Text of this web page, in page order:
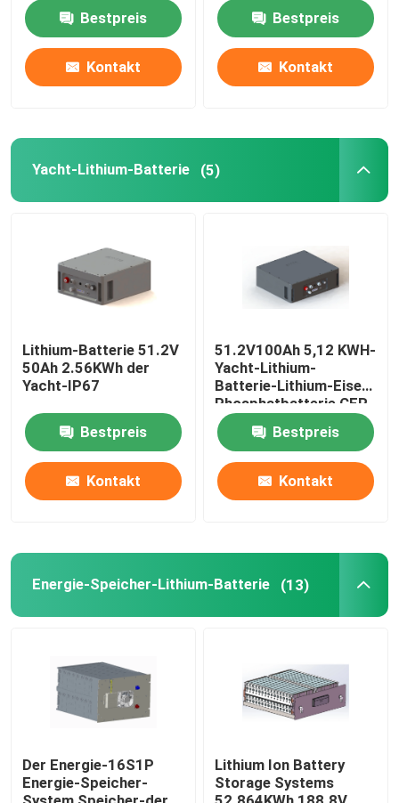
Fabrik-Ausflug
Treten Sie mit uns in Verbindung
Gabelstapler-Lithium-Batterie
Energie-Speicher-Lithium-Batterie
Lithium-Traktor-Batterie
Lader-Batterie
Bagger Battery
Golfmobil-Lithium-Batterie
Rasenmäher-Lithium-Batterie
Gewindebohrer-Batterie
Lithium-Batterie der elektrischen Bohrmaschine
E
Bestpreis
Kontakt
Bestpreis
Kontakt
Yacht-Lithium-Batterie (5)
Lithium-Batterie 51.2V
50Ah 2.56KWh der
Yacht-IP67
Bestpreis
Kontakt
51.2V100Ah 5,12 KWH-
Yacht-Lithium-
Batterie-Lithium-Eisen-
Phosphatbatterie CER
Bestpreis
Kontakt
Energie-Speicher-Lithium-Batterie (13)
Der Energie-16S1P
Energie-Speicher-
Lithium Ion Battery
Storage Systems